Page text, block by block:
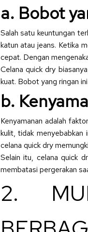
a. Bobot
Salah satu keuntungan
katun atau jeans. Ketika
cepat. Dengan
Celana quick dry
kuat. Bobot yang ringan
b.
Kenyamanan adalah
kulit, tidak menyebabkan
celana quick dry
Selain itu, celana quick
membatasi pergerakan
2.